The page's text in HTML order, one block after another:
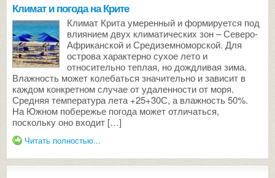
Климат и погода на Крите
Климат Крита умеренный и формируется под
влиянием двух климатических зон – Северо-
Африканской и Средиземноморской. Для
острова характерно сухое лето и
относительно теплая, но дождливая зима.
Влажность может колебаться значительно и зависит в
каждом конкретном случае от удаленности от моря.
Средняя температура лета +25+30С, а влажность 50%.
На Южном побережье погода может отличаться,
поскольку оно входит […]
Читать полностью...